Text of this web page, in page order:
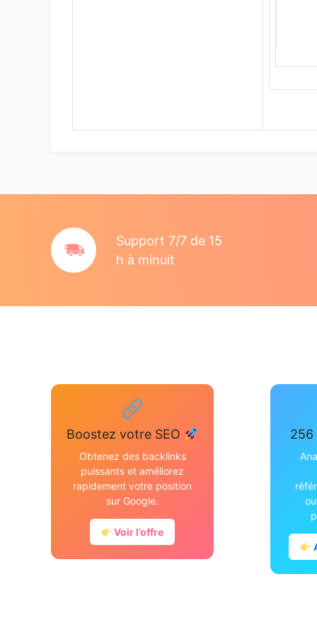
Support 7/7 de 15
h à minuit
Boostez votre SEO
Obtenez des backlinks
puissants et améliorez
rapidement votre position
sur Google.
Voir l’offre
256